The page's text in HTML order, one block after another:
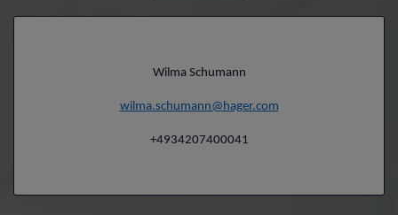
Wilma Schumann
wilma.schumann@hager.com
+4934207400041